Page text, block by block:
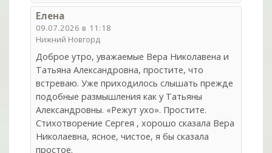
Елена
09.07.2026 в 11:18
Нижний Новгорд
Доброе утро, уважаемые Вера Николавена и
Татьяна Александровна, простите, что
встреваю. Уже приходилось слышать прежде
подобные размышления как у Татьяны
Александровны. «Режут ухо». Простите.
Стихотворение Сергея , хорошо сказала Вера
Николаевна, ясное, чистое, я бы сказала
простое.